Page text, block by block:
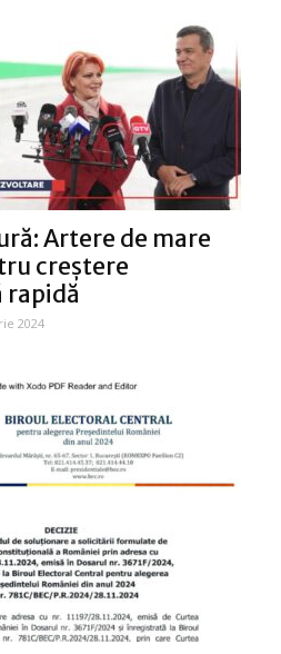
Artere de mare
creștere
rapidă
2024